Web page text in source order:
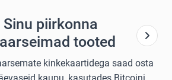
Sinu piirkonna
tooted
kinkekaartidega saad osta